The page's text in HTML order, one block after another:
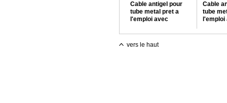
Cable antigel pour
tube metal pret a
l'emploi avec
40W
Cable
tube
l'emploi
60W
vers le haut